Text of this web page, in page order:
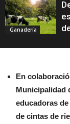
Ganadería
En
Municipalidad
educadoras
de cintas de